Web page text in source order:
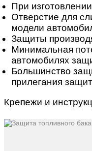
При
Отверстие для
модели
Защиты
Минимальная
автомобилях
Большинство
прилегания
Крепежи и